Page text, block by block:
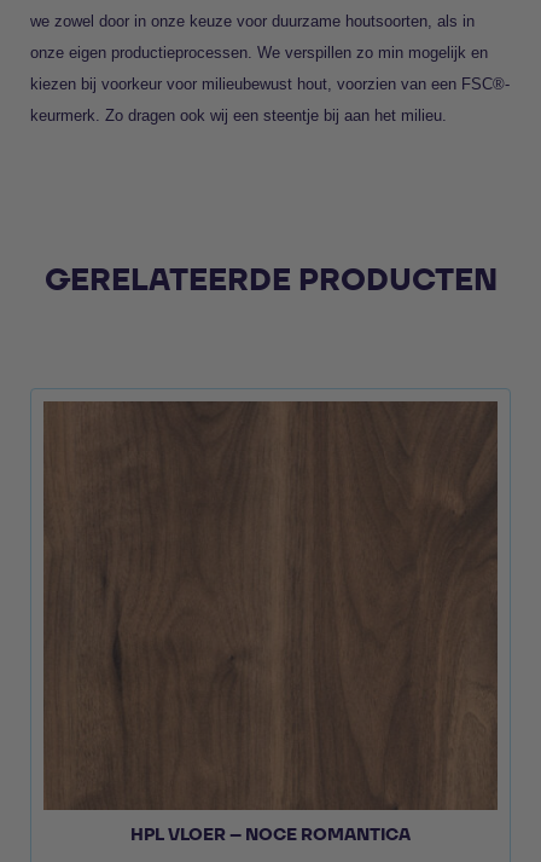
we zowel door in onze keuze voor duurzame houtsoorten, als in
onze eigen productieprocessen. We verspillen zo min mogelijk en
kiezen bij voorkeur voor milieubewust hout, voorzien van een FSC®-
keurmerk. Zo dragen ook wij een steentje bij aan het milieu.
GERELATEERDE PRODUCTEN
HPL VLOER – NOCE ROMANTICA